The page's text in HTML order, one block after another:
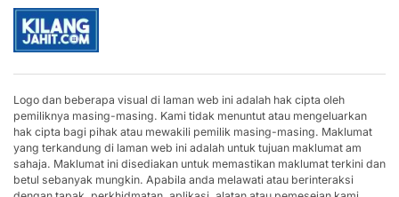
Logo dan beberapa visual di laman web ini adalah hak cipta oleh
pemiliknya masing-masing. Kami tidak menuntut atau mengeluarkan
hak cipta bagi pihak atau mewakili pemilik masing-masing. Maklumat
yang terkandung di laman web ini adalah untuk tujuan maklumat am
sahaja. Maklumat ini disediakan untuk memastikan maklumat terkini dan
betul sebanyak mungkin. Apabila anda melawati atau berinteraksi